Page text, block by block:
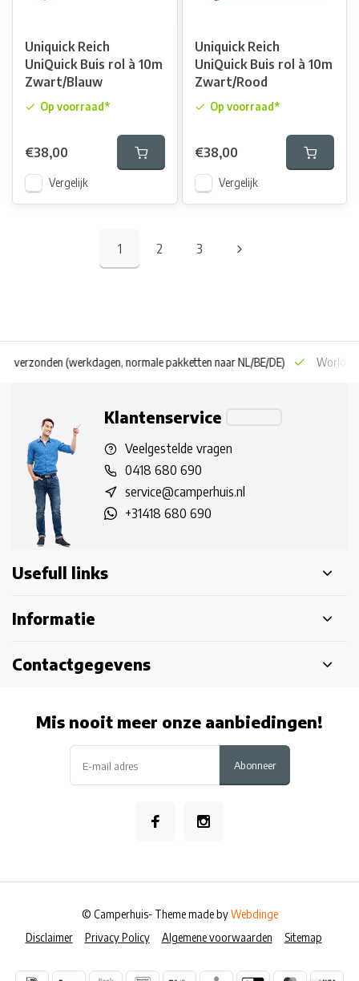
Uniquick Reich
UniQuick Buis rol à 10m
Zwart/Blauw
Op voorraad*
€38,00
Vergelijk
Uniquick Reich
UniQuick Buis rol à 10m
Zwart/Rood
Op voorraad*
€38,00
Vergelijk
1 2 3
verzonden (werkdagen, normale pakketten naar NL/BE/DE) World
Klantenservice
Veelgestelde vragen
0418 680 690
service@camperhuis.nl
+31418 680 690
Usefull links
Informatie
Contactgegevens
Mis nooit meer onze aanbiedingen!
Abonneer
Disclaimer Privacy Policy Algemene voorwaarden Sitemap
© Camperhuis- Theme made byWebdinge